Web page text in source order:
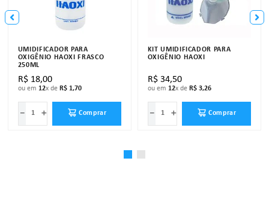
UMIDIFICADOR PARA
OXIGÊNIO HAOXI FRASCO
250ML
R$ 18,00
ou em 12x de R$ 1,70
＋
－ Comprar
KIT UMIDIFICADOR PARA
OXIGÊNIO HAOXI
R$ 34,50
ou em 12x de R$ 3,26
＋
－ Comprar